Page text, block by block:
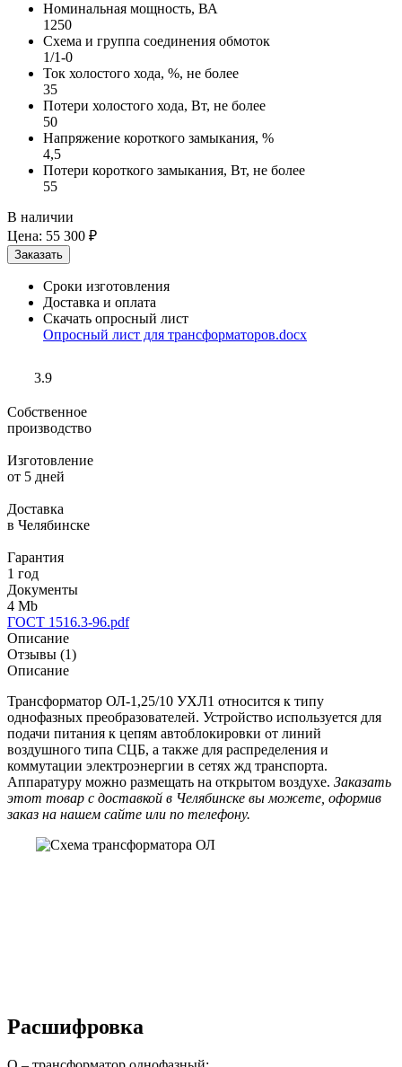
Номинальная мощность, ВА
1250
Схема и группа соединения обмоток
1/1-0
Ток холостого хода, %, не более
35
Потери холостого хода, Вт, не более
50
Напряжение короткого замыкания, %
4,5
Потери короткого замыкания, Вт, не более
55
В наличии
Цена: 55 300 ₽
Сроки изготовления
Доставка и оплата
Скачать опросный лист
Опросный лист для трансформаторов.docx
3.9
Собственное
производство
Изготовление
от 5 дней
Доставка
в Челябинске
Гарантия
1 год
Документы
4 Mb
ГОСТ 1516.3-96.pdf
Описание
Отзывы (1)
Описание
Трансформатор ОЛ-1,25/10 УХЛ1 относится к типу
однофазных преобразователей. Устройство используется для
подачи питания к цепям автоблокировки от линий
воздушного типа СЦБ, а также для распределения и
коммутации электроэнергии в сетях жд транспорта.
Аппаратуру можно размещать на открытом воздухе. Заказать
этот товар с доставкой в Челябинске вы можете, оформив
заказ на нашем сайте или по телефону.
Расшифровка